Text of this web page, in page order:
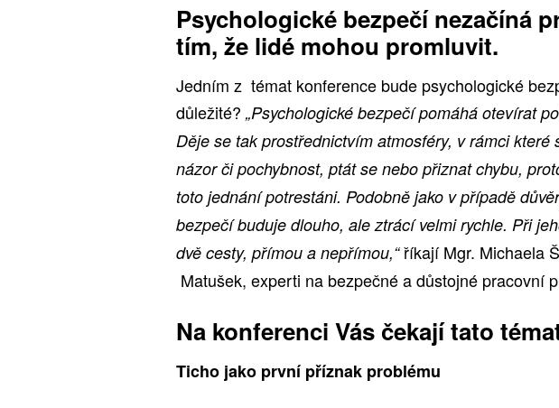
Psychologické bezpečí nezačíná
tím, že lidé mohou promluvit.
Jedním z témat konference bude psychologické
důležité? „Psychologické bezpečí pomáhá otevírat
Děje se tak prostřednictvím atmosféry, v rámci
názor či pochybnost, ptát se nebo přiznat chybu,
toto jednání potrestáni. Podobně jako v případě
bezpečí buduje dlouho, ale ztrácí velmi rychle. Při
dvě cesty, přímou a nepřímou,“říkají Mgr. Michaela
Matušek, experti na bezpečné a důstojné pracovní
Na konferenci Vás čekají tato
Ticho jako první příznak problému